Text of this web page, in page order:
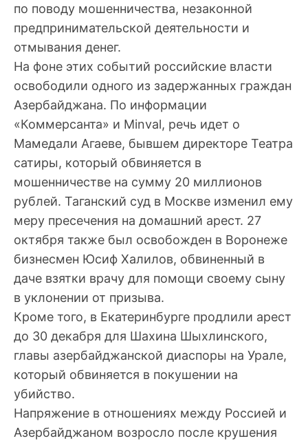
по поводу мошенничества, незаконной
предпринимательской деятельности и
отмывания денег.
На фоне этих событий российские власти
освободили одного из задержанных граждан
Азербайджана. По информации
«Коммерсанта» и Minval, речь идет о
Мамедали Агаеве, бывшем директоре Театра
сатиры, который обвиняется в
мошенничестве на сумму 20 миллионов
рублей. Таганский суд в Москве изменил ему
меру пресечения на домашний арест. 27
октября также был освобожден в Воронеже
бизнесмен Юсиф Халилов, обвиненный в
даче взятки врачу для помощи своему сыну
в уклонении от призыва.
Кроме того, в Екатеринбурге продлили арест
до 30 декабря для Шахина Шыхлинского,
главы азербайджанской диаспоры на Урале,
который обвиняется в покушении на
убийство.
Напряжение в отношениях между Россией и
Азербайджаном возросло после крушения